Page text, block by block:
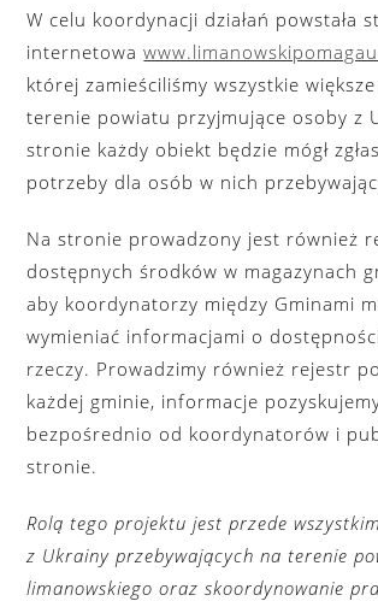
W celu koordynacji działań powstała
internetowa
której zamieściliśmy wszystkie
terenie powiatu przyjmujące osoby z
stronie każdy obiekt będzie mógł
potrzeby dla osób w nich
Na stronie prowadzony jest również
dostępnych środków w magazynach
aby koordynatorzy między Gminami
wymieniać informacjami o
rzeczy. Prowadzimy również rejestr
każdej gminie, informacje
bezpośrednio od koordynatorów i
stronie.
Rolą tego projektu jest przede
z Ukrainy przebywających na terenie
limanowskiego oraz skoordynowanie